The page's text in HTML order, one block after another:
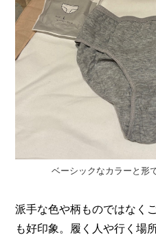
ベーシックなカラーと形
派手な色や柄ものではなく
も好印象。履く人や行く場